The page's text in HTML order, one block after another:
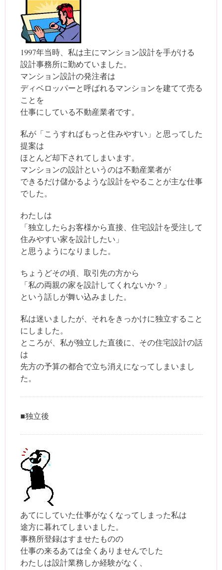
1997年当時、私は主にマンション設計を手がける
設計事務所に勤めていました。
マンション設計の発注者は
ディベロッパーと呼ばれるマンションを建てて売る
ことを
仕事にしている不動産業者です。
私が「こうすればもっと住みやすい」と思ってした
提案は
ほとんど却下されてしまいます。
マンションの設計というのは不動産業者が
できるだけ儲かるような設計をやることが主な仕事
でした。
わたしは
「独立したらお客様から直接、住宅設計を受注して
住みやすい家を設計したい」
と思うようになりました。
ちょうどその頃、取引先の方から
「私の両親の家を設計してくれないか？」
という話しが舞い込みました。
私は迷いましたが、それをきっかけに独立すること
にしました。
ところが、私が独立した直後に、その住宅設計の話
は
先方の予算の都合で立ち消えになってしまいまし
た。
■独立後
あてにしていた仕事がなくなってしまった私は
途方に暮れてしまいました。
事務所登録はすませたものの
仕事の来るあては全くありませんでした
わたしは設計業務しか経験がなく、